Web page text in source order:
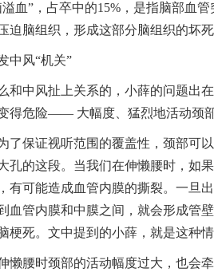
血”，占卒中的15%，是指脑部血
迫脑组织，形成这部分脑组织的坏死
中风“机关”
和中风扯上关系的，小薛的问题出
得危险—— 大幅度、猛烈地活动颈部
了保证视听范围的覆盖性，颈部可
孔的这段。当我们在伸懒腰时，如
有可能造成血管内膜的撕裂。一旦
血管内膜和中膜之间，就会形成管
梗死。文中提到的小薛，就是这种情
懒腰时颈部的活动幅度过大，也会